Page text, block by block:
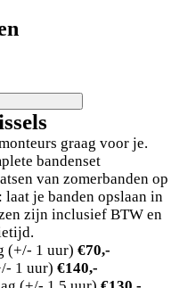
graag voor je.
bandenset
van zomerbanden op
je banden opslaan in
zijn inclusief BTW en
(+/- 1 uur) €70,-
1 uur) €140,-